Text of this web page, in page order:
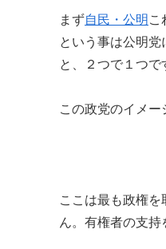
まず自民・公明 こ
という事は公明
と、２つで１つで
この政党のイメー
ここは最も政権
ん。有権者の支持